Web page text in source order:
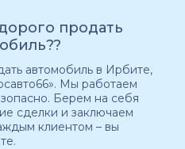
продать
автомобиль в Ирбите,
Мы работаем
Берем на себя
сделки и заключаем
клиентом – вы